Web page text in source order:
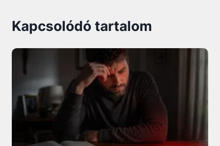
Kapcsolódó tartalom